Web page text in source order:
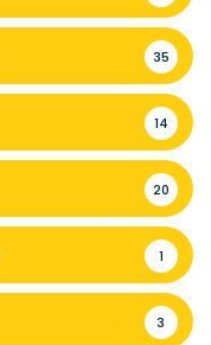
35
14
20
1
3